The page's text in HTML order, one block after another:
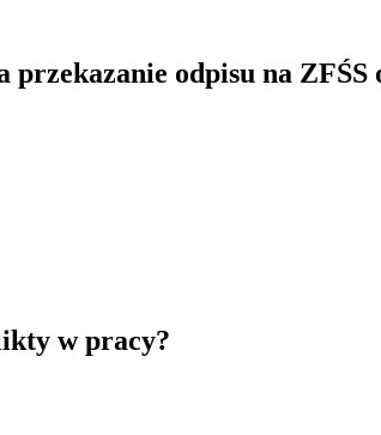
przekazanie odpisu na ZFŚS
w pracy?